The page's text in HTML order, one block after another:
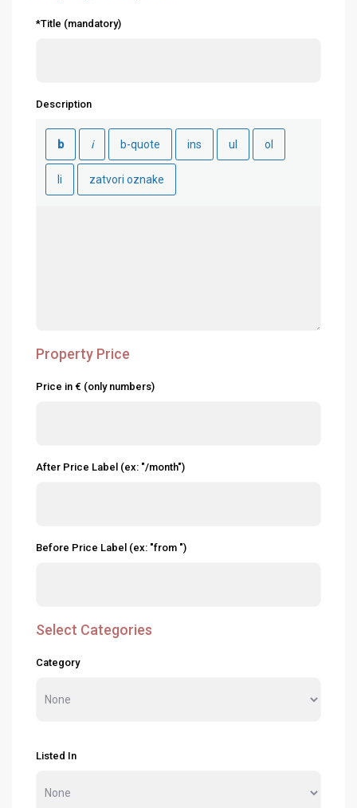
*Title (mandatory)
Description
Property Price
Price in € (only numbers)
After Price Label (ex: "/month")
Before Price Label (ex: "from ")
Select Categories
Category
Listed In